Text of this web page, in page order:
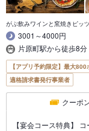
がぶ飲みワインと窯焼きピッ
3001～4000円
片原町駅から徒歩8
【アプリ予約限定】最大
適格請求書発行事業者
クーポ
【宴会コース特典】